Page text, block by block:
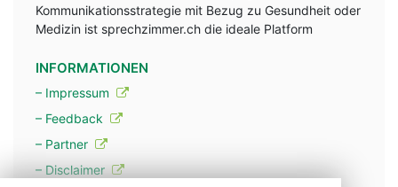
Kommunikationsstrategie mit Bezug zu Gesundheit oder
Medizin ist sprechzimmer.ch die ideale Platform
INFORMATIONEN
– Impressum
– Feedback
– Partner
– Disclaimer